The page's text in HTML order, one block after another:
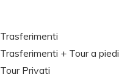
Trasferimenti
Trasferimenti + Tour a piedi
Tour Privati